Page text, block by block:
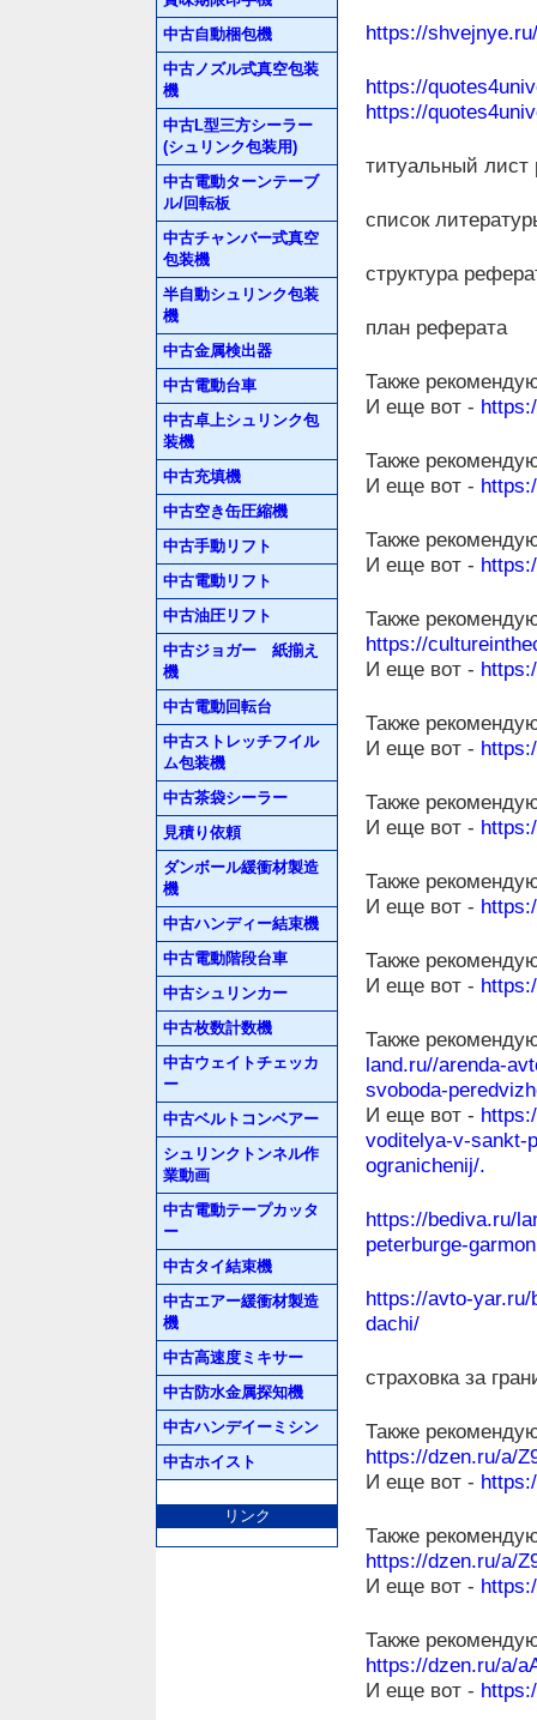
中古自動梱包機
中古ノズル式真空包装
機
中古L型三方シーラー
(シュリンク包装用)
中古電動ターンテーブ
ル/回転板
中古チャンバー式真空
包装機
半自動シュリンク包装
機
中古金属検出器
中古電動台車
中古卓上シュリンク包
装機
中古充填機
中古空き缶圧縮機
中古手動リフト
中古電動リフト
中古油圧リフト
中古ジョガー 紙揃え
機
中古電動回転台
中古ストレッチフイル
ム包装機
中古茶袋シーラー
見積り依頼
ダンボール緩衝材製造
機
中古ハンディー結束機
中古電動階段台車
中古シュリンカー
中古枚数計数機
中古ウェイトチェッカ
ー
中古ベルトコンベアー
シュリンクトンネル作
業動画
中古電動テープカッタ
ー
中古タイ結束機
中古エアー緩衝材製造
機
中古高速度ミキサー
中古防水金属探知機
中古ハンデイーミシン
中古ホイスト
リンク
https://shvejnye.ru/
https://
https://
титуальный лист
список
структура
план реферата
Также
И еще вот -
Также
И еще вот -
Также
И еще вот -
Также
https://
И еще вот -
Также
И еще вот -
Также
И еще вот -
Также
И еще вот -
Также
И еще вот -
Также
land.ru//arenda-
svoboda-
И еще вот -
voditelya-v-sankt-
ogranichenij/.
https://bediva.ru/
peterburge-
https://avto-
dachi/
страховка за
Также
https://dzen.ru/a/
И еще вот -
Также
https://dzen.ru/a/
И еще вот -
Также
https://dzen.ru/a/
И еще вот -